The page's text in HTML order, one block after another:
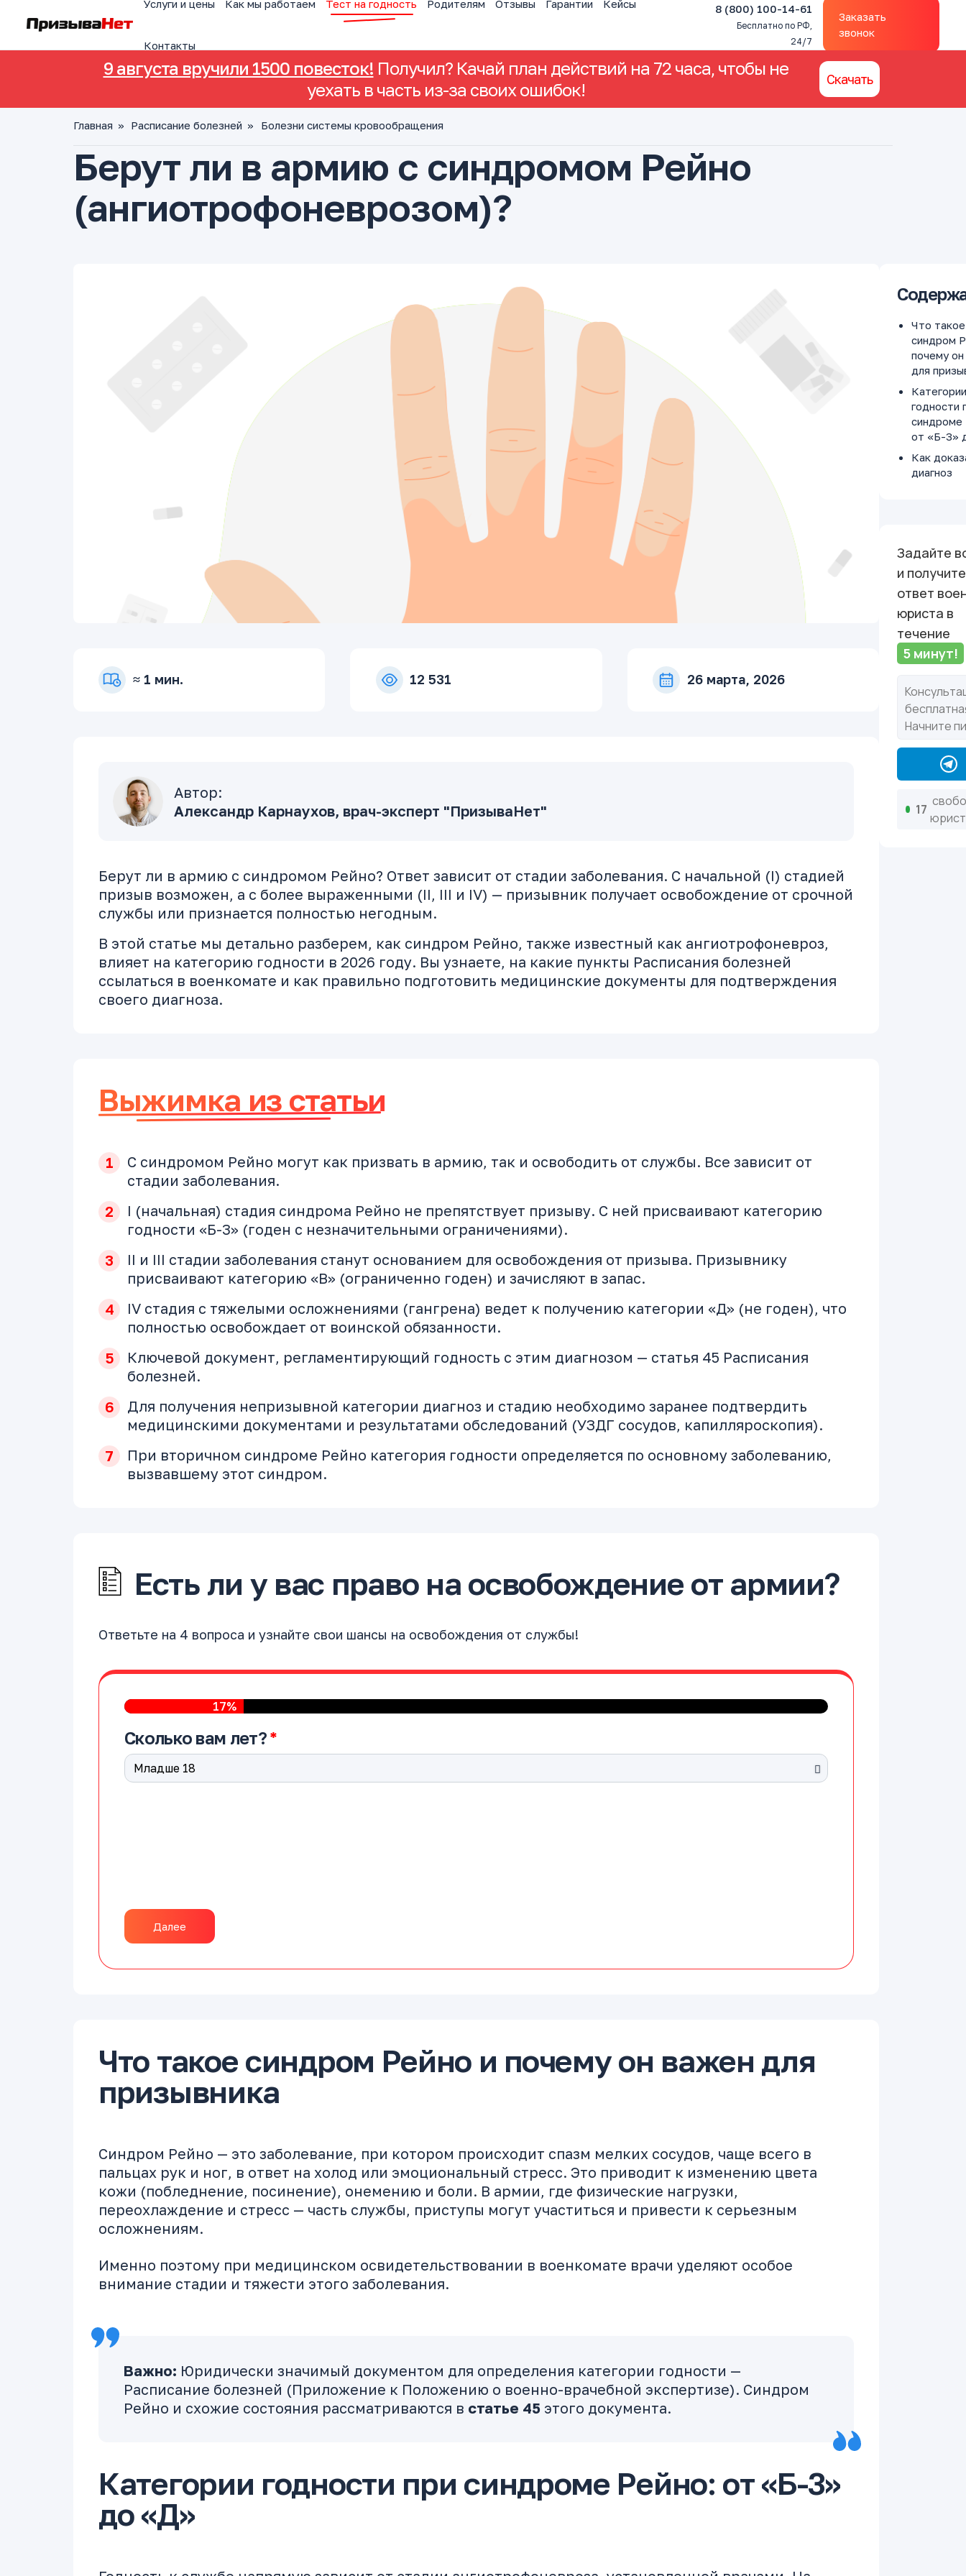
Услуги и цены Как мы работаем Тест на годность Родителям Отзывы Гарантии Кейсы
Контакты
8 (800) 100-14-61
Бесплатно по РФ,
24/7
Заказать
звонок
9 августа вручили 1500 повесток! Получил? Качай план действий на 72 часа, чтобы не
уехать в часть из-за своих ошибок!
Скачать
Главная » Расписание болезней » Болезни системы кровообращения
Берут ли в армию с синдромом Рейно
(ангиотрофоневрозом)?
≈ 1 мин. 12 531 26 марта, 2026
Автор:
Александр Карнаухов, врач-эксперт "ПризываНет"
Берут ли в армию с синдромом Рейно? Ответ зависит от стадии заболевания. С начальной (I) стадией
призыв возможен, а с более выраженными (II, III и IV) — призывник получает освобождение от срочной
службы или признается полностью негодным.
В этой статье мы детально разберем, как синдром Рейно, также известный как ангиотрофоневроз,
влияет на категорию годности в 2026 году. Вы узнаете, на какие пункты Расписания болезней
ссылаться в военкомате и как правильно подготовить медицинские документы для подтверждения
своего диагноза.
Выжимка из статьи
С синдромом Рейно могут как призвать в армию, так и освободить от службы. Все зависит от
стадии заболевания.
I (начальная) стадия синдрома Рейно не препятствует призыву. С ней присваивают категорию
годности «Б-3» (годен с незначительными ограничениями).
II и III стадии заболевания станут основанием для освобождения от призыва. Призывнику
присваивают категорию «В» (ограниченно годен) и зачисляют в запас.
IV стадия с тяжелыми осложнениями (гангрена) ведет к получению категории «Д» (не годен), что
полностью освобождает от воинской обязанности.
Ключевой документ, регламентирующий годность с этим диагнозом — статья 45 Расписания
болезней.
Для получения непризывной категории диагноз и стадию необходимо заранее подтвердить
медицинскими документами и результатами обследований (УЗДГ сосудов, капилляроскопия).
При вторичном синдроме Рейно категория годности определяется по основному заболеванию,
вызвавшему этот синдром.
Есть ли у вас право на освобождение от армии?
Ответьте на 4 вопроса и узнайте свои шансы на освобождения от службы!
17%
Сколько вам лет?
Далее
Что такое синдром Рейно и почему он важен для
призывника
Синдром Рейно — это заболевание, при котором происходит спазм мелких сосудов, чаще всего в
пальцах рук и ног, в ответ на холод или эмоциональный стресс. Это приводит к изменению цвета
кожи (побледнение, посинение), онемению и боли. В армии, где физические нагрузки,
переохлаждение и стресс — часть службы, приступы могут участиться и привести к серьезным
осложнениям.
Именно поэтому при медицинском освидетельствовании в военкомате врачи уделяют особое
внимание стадии и тяжести этого заболевания.
Важно: Юридически значимый документом для определения категории годности —
Расписание болезней (Приложение к Положению о военно-врачебной экспертизе). Синдром
Рейно и схожие состояния рассматриваются в статье 45 этого документа.
Категории годности при синдроме Рейно: от «Б-3»
до «Д»
Что такое
синдром
почему
для
Категории
годности
синдроме
от «Б-3»
Как
диагноз
Задайте
и получите
ответ
юриста в
течение
5 минут!
17